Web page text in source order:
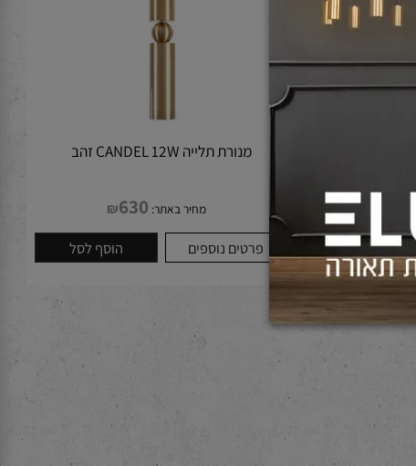
מנורת תלייה CANDEL 12W זהב
מחיר באתר: ₪630